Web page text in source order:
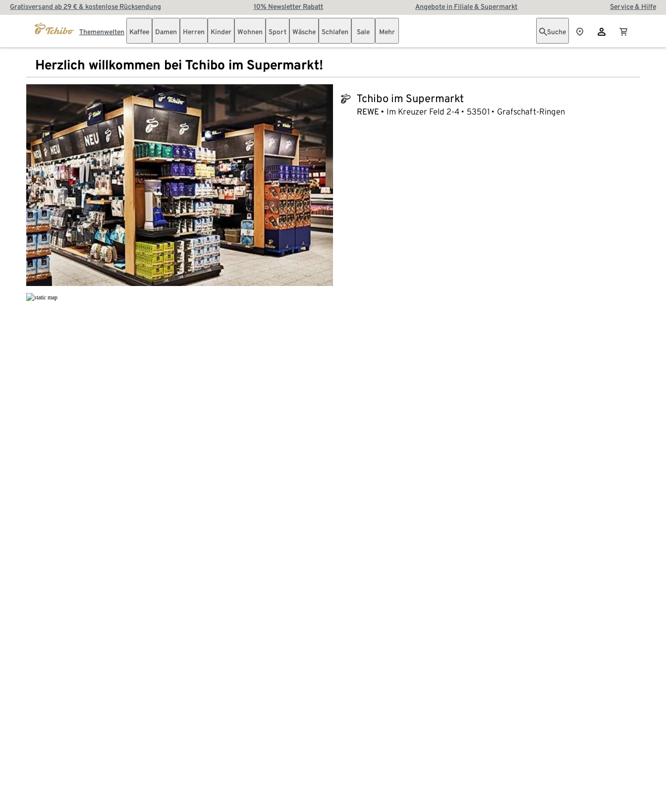
Gratisversand ab 29 € & kostenlose Rücksendung 10% Newsletter Rabatt Angebote in Filiale & Supermarkt Service & Hilfe
Themenwelten Kaffee Damen Herren Kinder Wohnen Sport Wäsche Schlafen Sale Mehr Suche
Herzlich willkommen bei Tchibo im Supermarkt!
tchibo_logo Tchibo im Supermarkt
REWE Im Kreuzer Feld 2-4 53501 Grafschaft-Ringen